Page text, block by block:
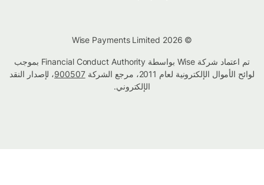
تم اعتماد شركة Wise بواسطة Financial Conduct Authority بموجب
لوائح الأموال الإلكترونية لعام 2011، مرجع الشركة
900507، لإصدار النقد
الإلكتروني.